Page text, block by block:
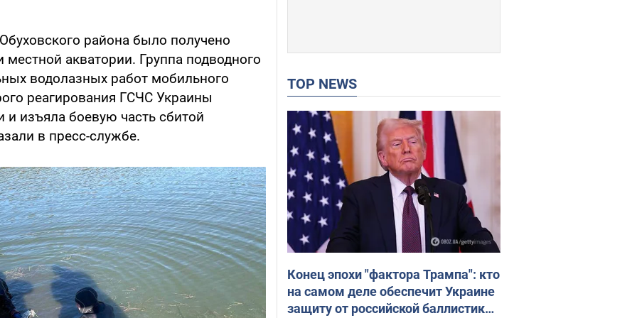
района было получено
акватории. Группа подводного
водолазных работ мобильного
реагирования ГСЧС Украины
и изъяла боевую часть сбитой
в пресс-службе.
TOP NEWS
Конец эпохи "фактора Трампа": кто
на самом деле обеспечит Украине
защиту от российской баллистики.